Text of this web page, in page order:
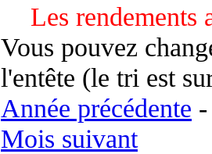
Les rendements
Vous pouvez
l'entête (le tri est
Année précédente -
Mois suivant